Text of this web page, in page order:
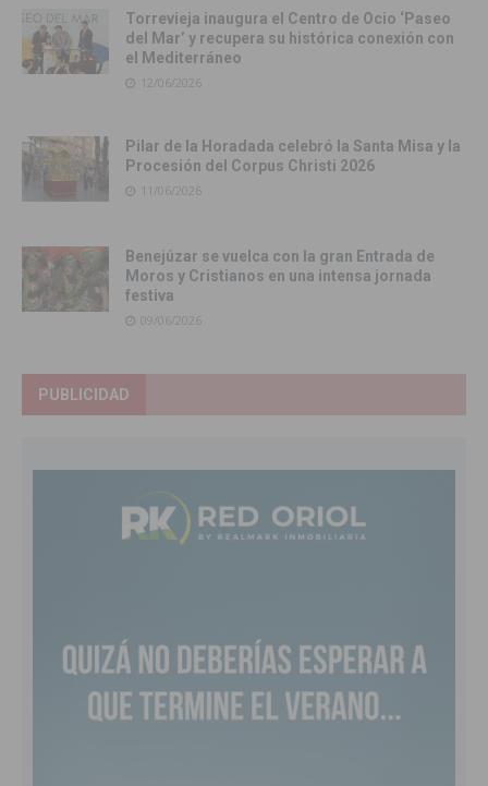
Torrevieja inaugura el Centro de Ocio ‘Paseo
del Mar’ y recupera su histórica conexión con
el Mediterráneo
12/06/2026
Pilar de la Horadada celebró la Santa Misa y la
Procesión del Corpus Christi 2026
11/06/2026
Benejúzar se vuelca con la gran Entrada de
Moros y Cristianos en una intensa jornada
festiva
09/06/2026
PUBLICIDAD